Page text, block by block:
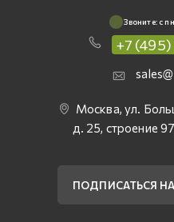
Звоните: c
+7
Москва, ул.
д. 25, строение
ПОДПИСАТЬСЯ